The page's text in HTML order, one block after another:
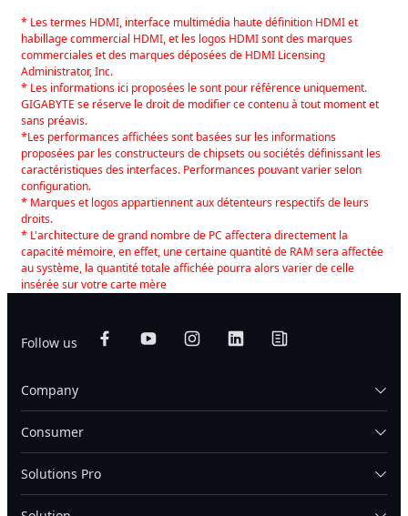
* Les termes HDMI, interface multimédia haute définition HDMI et
habillage commercial HDMI, et les logos HDMI sont des marques
commerciales et des marques déposées de HDMI Licensing
Administrator, Inc.
* Les informations ici proposées le sont pour référence uniquement.
GIGABYTE se réserve le droit de modifier ce contenu à tout moment et
sans préavis.
*Les performances affichées sont basées sur les informations
proposées par les constructeurs de chipsets ou sociétés définissant les
caractéristiques des interfaces. Performances pouvant varier selon
configuration.
* Marques et logos appartiennent aux détenteurs respectifs de leurs
droits.
* L'architecture de grand nombre de PC affectera directement la
capacité mémoire, en effet, une certaine quantité de RAM sera affectée
au système, la quantité totale affichée pourra alors varier de celle
insérée sur votre carte mère
Follow us
Company
Consumer
Solutions Pro